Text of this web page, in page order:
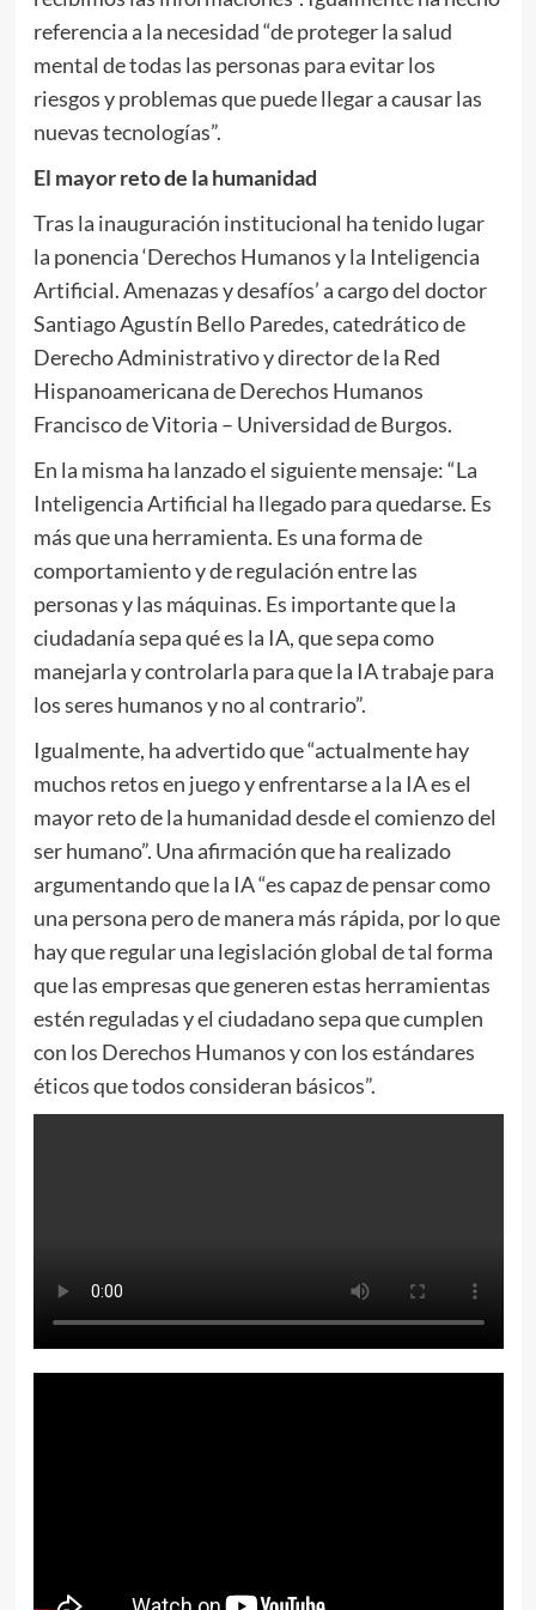
referencia a la necesidad “de proteger la salud
mental de todas las personas para evitar los
riesgos y problemas que puede llegar a causar las
nuevas tecnologías”.
El mayor reto de la humanidad
Tras la inauguración institucional ha tenido lugar
la ponencia ‘Derechos Humanos y la Inteligencia
Artificial. Amenazas y desafíos’ a cargo del doctor
Santiago Agustín Bello Paredes, catedrático de
Derecho Administrativo y director de la Red
Hispanoamericana de Derechos Humanos
Francisco de Vitoria – Universidad de Burgos.
En la misma ha lanzado el siguiente mensaje: “La
Inteligencia Artificial ha llegado para quedarse. Es
más que una herramienta. Es una forma de
comportamiento y de regulación entre las
personas y las máquinas. Es importante que la
ciudadanía sepa qué es la IA, que sepa como
manejarla y controlarla para que la IA trabaje para
los seres humanos y no al contrario”.
Igualmente, ha advertido que “actualmente hay
muchos retos en juego y enfrentarse a la IA es el
mayor reto de la humanidad desde el comienzo del
ser humano”. Una afirmación que ha realizado
argumentando que la IA “es capaz de pensar como
una persona pero de manera más rápida, por lo que
hay que regular una legislación global de tal forma
que las empresas que generen estas herramientas
estén reguladas y el ciudadano sepa que cumplen
con los Derechos Humanos y con los estándares
éticos que todos consideran básicos”.